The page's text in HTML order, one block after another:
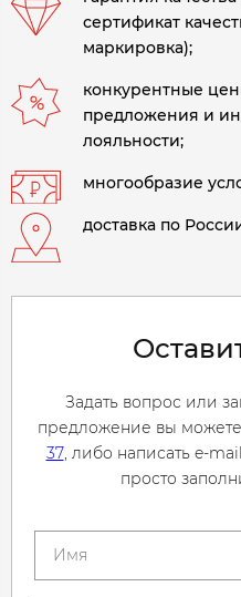
сертификат
маркировка);
конкурентные
предложения и
лояльности;
многообразие
доставка по
Задать вопрос или
предложение вы
37, либо написать e-
просто